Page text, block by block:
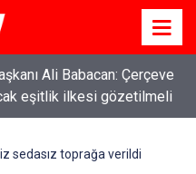
Ali Babacan: Çerçeve
eşitlik ilkesi gözetilmeli
sedasız toprağa verildi